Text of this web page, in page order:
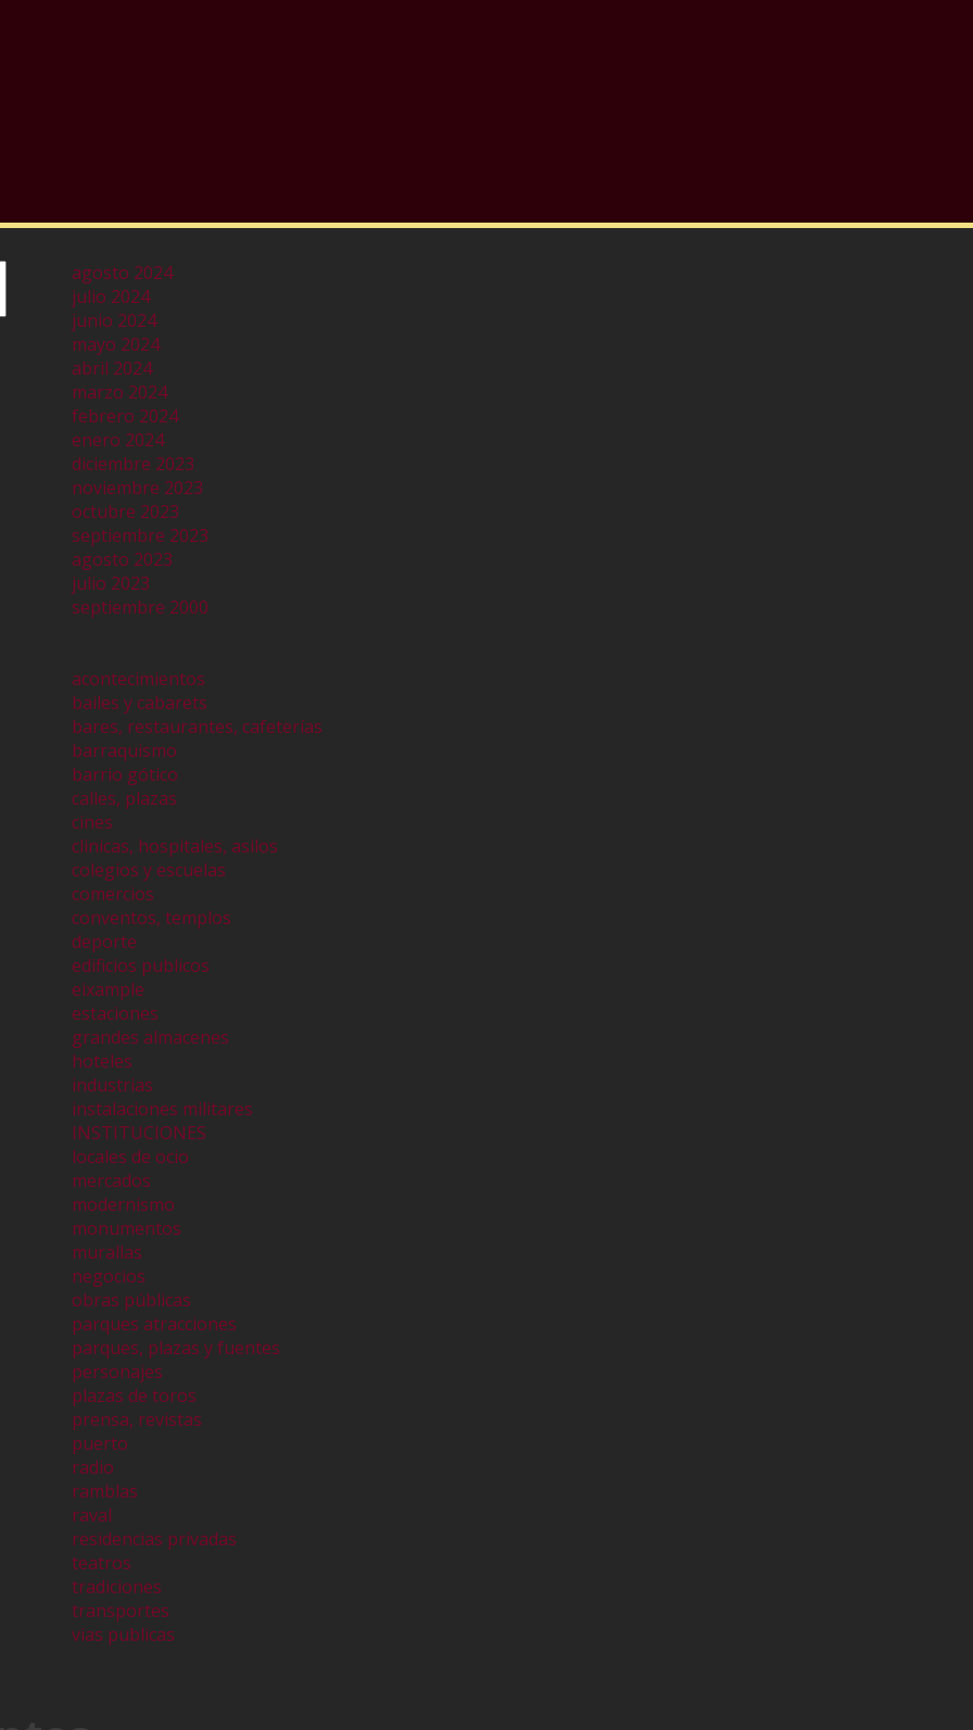
agosto 2024
julio 2024
junio 2024
mayo 2024
abril 2024
marzo 2024
febrero 2024
enero 2024
diciembre 2023
noviembre 2023
octubre 2023
septiembre 2023
agosto 2023
julio 2023
septiembre 2000
acontecimientos
bailes y cabarets
bares, restaurantes, cafeterías
barraquismo
barrio gótico
calles, plazas
cines
clinicas, hospitales, asilos
colegios y escuelas
comercios
conventos, templos
deporte
edificios publicos
eixample
estaciones
grandes almacenes
hoteles
industrias
instalaciones militares
INSTITUCIONES
locales de ocio
mercados
modernismo
monumentos
murallas
negocios
obras públicas
parques atracciones
parques, plazas y fuentes
personajes
plazas de toros
prensa, revistas
puerto
radio
ramblas
raval
residencias privadas
teatros
tradiciones
transportes
vias publicas